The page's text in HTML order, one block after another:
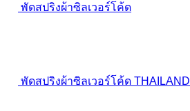
พัดสปริงผ้าซิลเวอร์โค้ด
พัดสปริงผ้าซิลเวอร์โค้ด THAILAND